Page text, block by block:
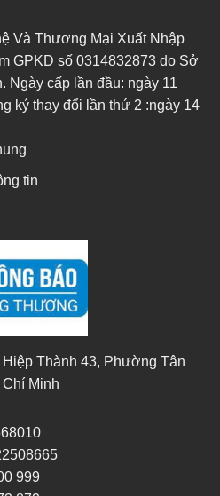
Và Thương Mại Xuất Nhập
GPKD số 0314832873 do Sở
Ngày cấp lần đầu: ngày 11
ký thay đổi lần thứ 2 :ngày 14
tin
Thành 43, Phường Tân
Minh
999